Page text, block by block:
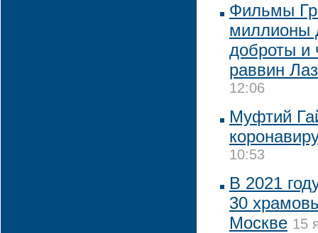
Фильмы
миллионы
доброты и
раввин
12:06
Муфтий
10:53
В 2021
30
Москве 15